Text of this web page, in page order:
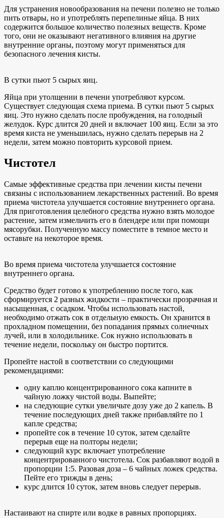
Для устранения новообразования на печени полезно не только
пить отвары, но и употреблять перепелиные яйца. В них
содержится большое количество полезных веществ. Кроме
того, они не оказывают негативного влияния на другие
внутренние органы, поэтому могут применяться для
безопасного лечения кисты.
В сутки пьют 5 сырых яиц.
Яйца при утолщении в печени употребляют курсом.
Существует следующая схема приема. В сутки пьют 5 сырых
яиц. Это нужно сделать после пробуждения, на голодный
желудок. Курс длится 20 дней и включает 100 яиц. Если за это
время киста не уменьшилась, нужно сделать перерыв на 2
недели, затем можно повторить курсовой прием.
Чистотел
Самые эффективные средства при лечении кисты печени
связаны с использованием лекарственных растений. Во время
приема чистотела улучшается состояние внутреннего органа.
Для приготовления целебного средства нужно взять молодое
растение, затем измельчить его в блендере или при помощи
мясорубки. Полученную массу поместите в темное место и
оставьте на некоторое время.
Во время приема чистотела улучшается состояние
внутреннего органа.
Средство будет готово к употреблению после того, как
сформируется 2 разных жидкости – практически прозрачная и
насыщенная, с осадком. Чтобы использовать настой,
необходимо отжать сок в отдельную емкость. Он хранится в
прохладном помещении, без попадания прямых солнечных
лучей, или в холодильнике. Сок нужно использовать в
течение недели, поскольку он быстро портится.
Пропейте настой в соответствии со следующими
рекомендациями:
одну каплю концентрированного сока капните в
чайную ложку чистой воды. Выпейте;
на следующие сутки увеличьте дозу уже до 2 капель. В
течение последующих дней также прибавляйте по 1
капле средства;
пропейте сок в течение 10 суток, затем сделайте
перерыв еще на полторы недели;
следующий курс включает употребление
концентрированного чистотела. Сок разбавляют водой в
пропорции 1:5. Разовая доза – 6 чайных ложек средства.
Пейте его трижды в день;
курс длится 10 суток, затем вновь следует перерыв.
Настаивают на спирте или водке в равных пропорциях.